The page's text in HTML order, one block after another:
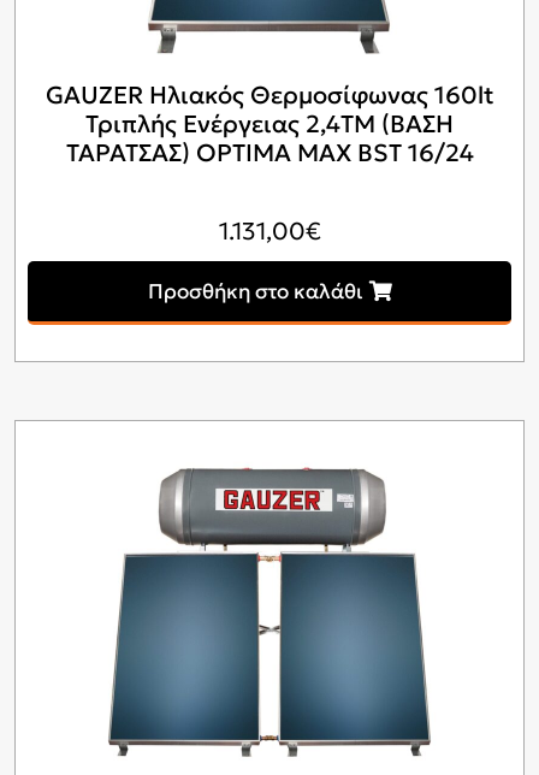
GAUZER Ηλιακός Θερμοσίφωνας 160lt
Τριπλής Ενέργειας 2,4ΤΜ (ΒΑΣΗ
ΤΑΡΑΤΣΑΣ) OPTIMA MAX BST 16/24
1.131,00€
Προσθήκη στο καλάθι